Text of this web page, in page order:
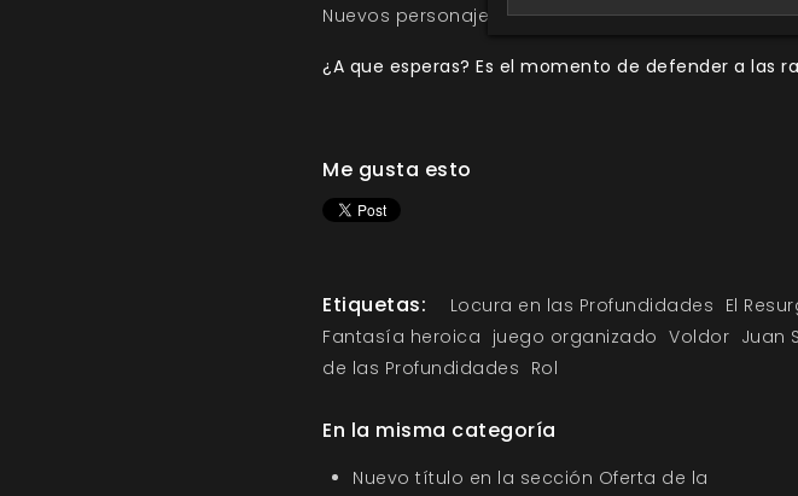
Nuevos personajes y detalles sobre el Espolón y
¿A que esperas? Es el momento de defender a las
Me gusta esto
Etiquetas: Locura en las Profundidades El
Fantasía heroica juego organizado Voldor Juan
de las Profundidades Rol
En la misma categoría
Nuevo título en la sección Oferta de la